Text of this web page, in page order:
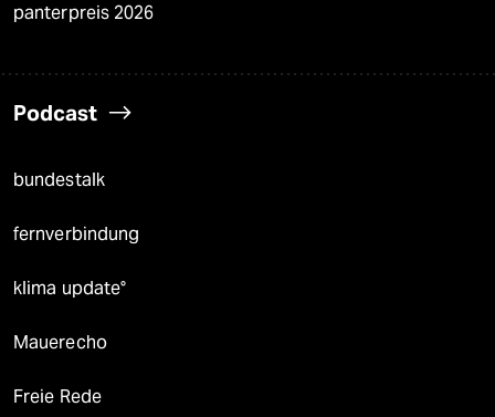
panterpreis 2026
Podcast
bundestalk
fernverbindung
klima update°
Mauerecho
Freie Rede